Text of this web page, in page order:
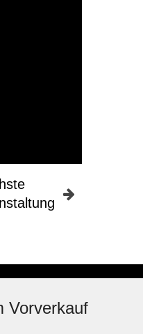
Vorverkauf